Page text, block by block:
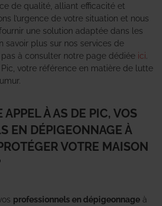
de qualité, alliant efficacité et
l’urgence de votre situation et nous
une solution adaptée dans les
savoir plus sur nos services de
pas à consulter notre page dédiée ici
votre référence en matière de lutte
À AS DE PIC, VOS
EN DÉPIGEONNAGE À
VOTRE MAISON
professionnels en dépigeonnage à